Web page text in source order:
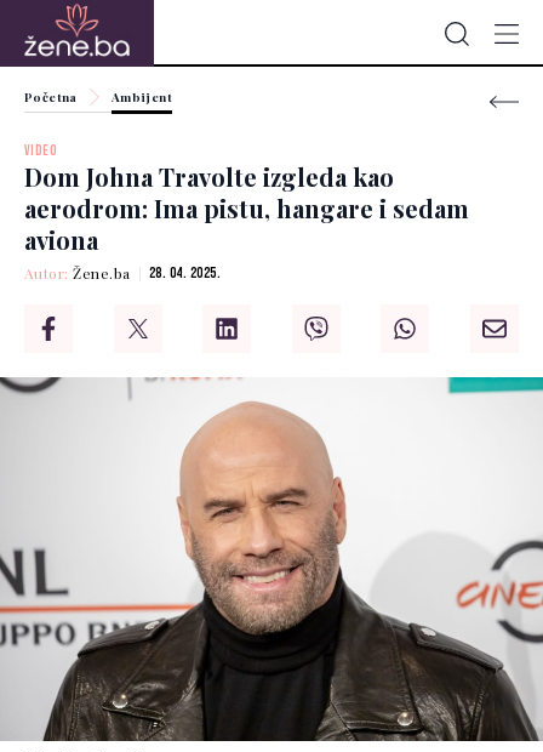
Početna Ambijent
VIDEO
Dom Johna Travolte izgleda kao
aerodrom: Ima pistu, hangare i sedam
aviona
Autor:Žene.ba 28. 04. 2025.